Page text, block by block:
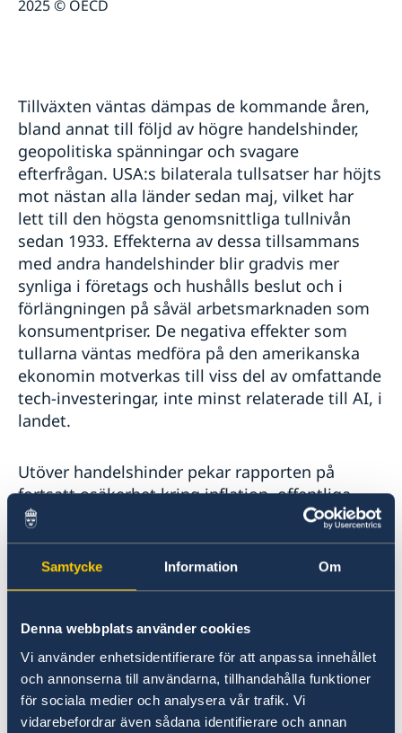
Samtycke Information Om
Denna webbplats använder cookies
Vi använder enhetsidentifierare för att anpassa innehållet
och annonserna till användarna, tillhandahålla funktioner
för sociala medier och analysera vår trafik. Vi
vidarebefordrar även sådana identifierare och annan
2025 © OECD
Tillväxten väntas dämpas de kommande åren,
bland annat till följd av högre handelshinder,
geopolitiska spänningar och svagare
efterfrågan. USA:s bilaterala tullsatser har höjts
mot nästan alla länder sedan maj, vilket har
lett till den högsta genomsnittliga tullnivån
sedan 1933. Effekterna av dessa tillsammans
med andra handelshinder blir gradvis mer
synliga i företags och hushålls beslut och i
förlängningen på såväl arbetsmarknaden som
konsumentpriser. De negativa effekter som
tullarna väntas medföra på den amerikanska
ekonomin motverkas till viss del av omfattande
tech-investeringar, inte minst relaterade till AI, i
landet.
Utöver handelshinder pekar rapporten på
fortsatt osäkerhet kring inflation, offentliga
finanser och finansiell stabilitet. Riskerna
kopplas till stigande offentliga skulder och
volatilitet på finansmarknader, särskilt vad
gäller utvecklingen på kryptomarknaden.
Mot denna bakgrund betonar OECD vikten av
att stärka motståndskraften och skapa
förutsättningar för hållbar tillväxt. Rapporten
rekommenderar särskilt: